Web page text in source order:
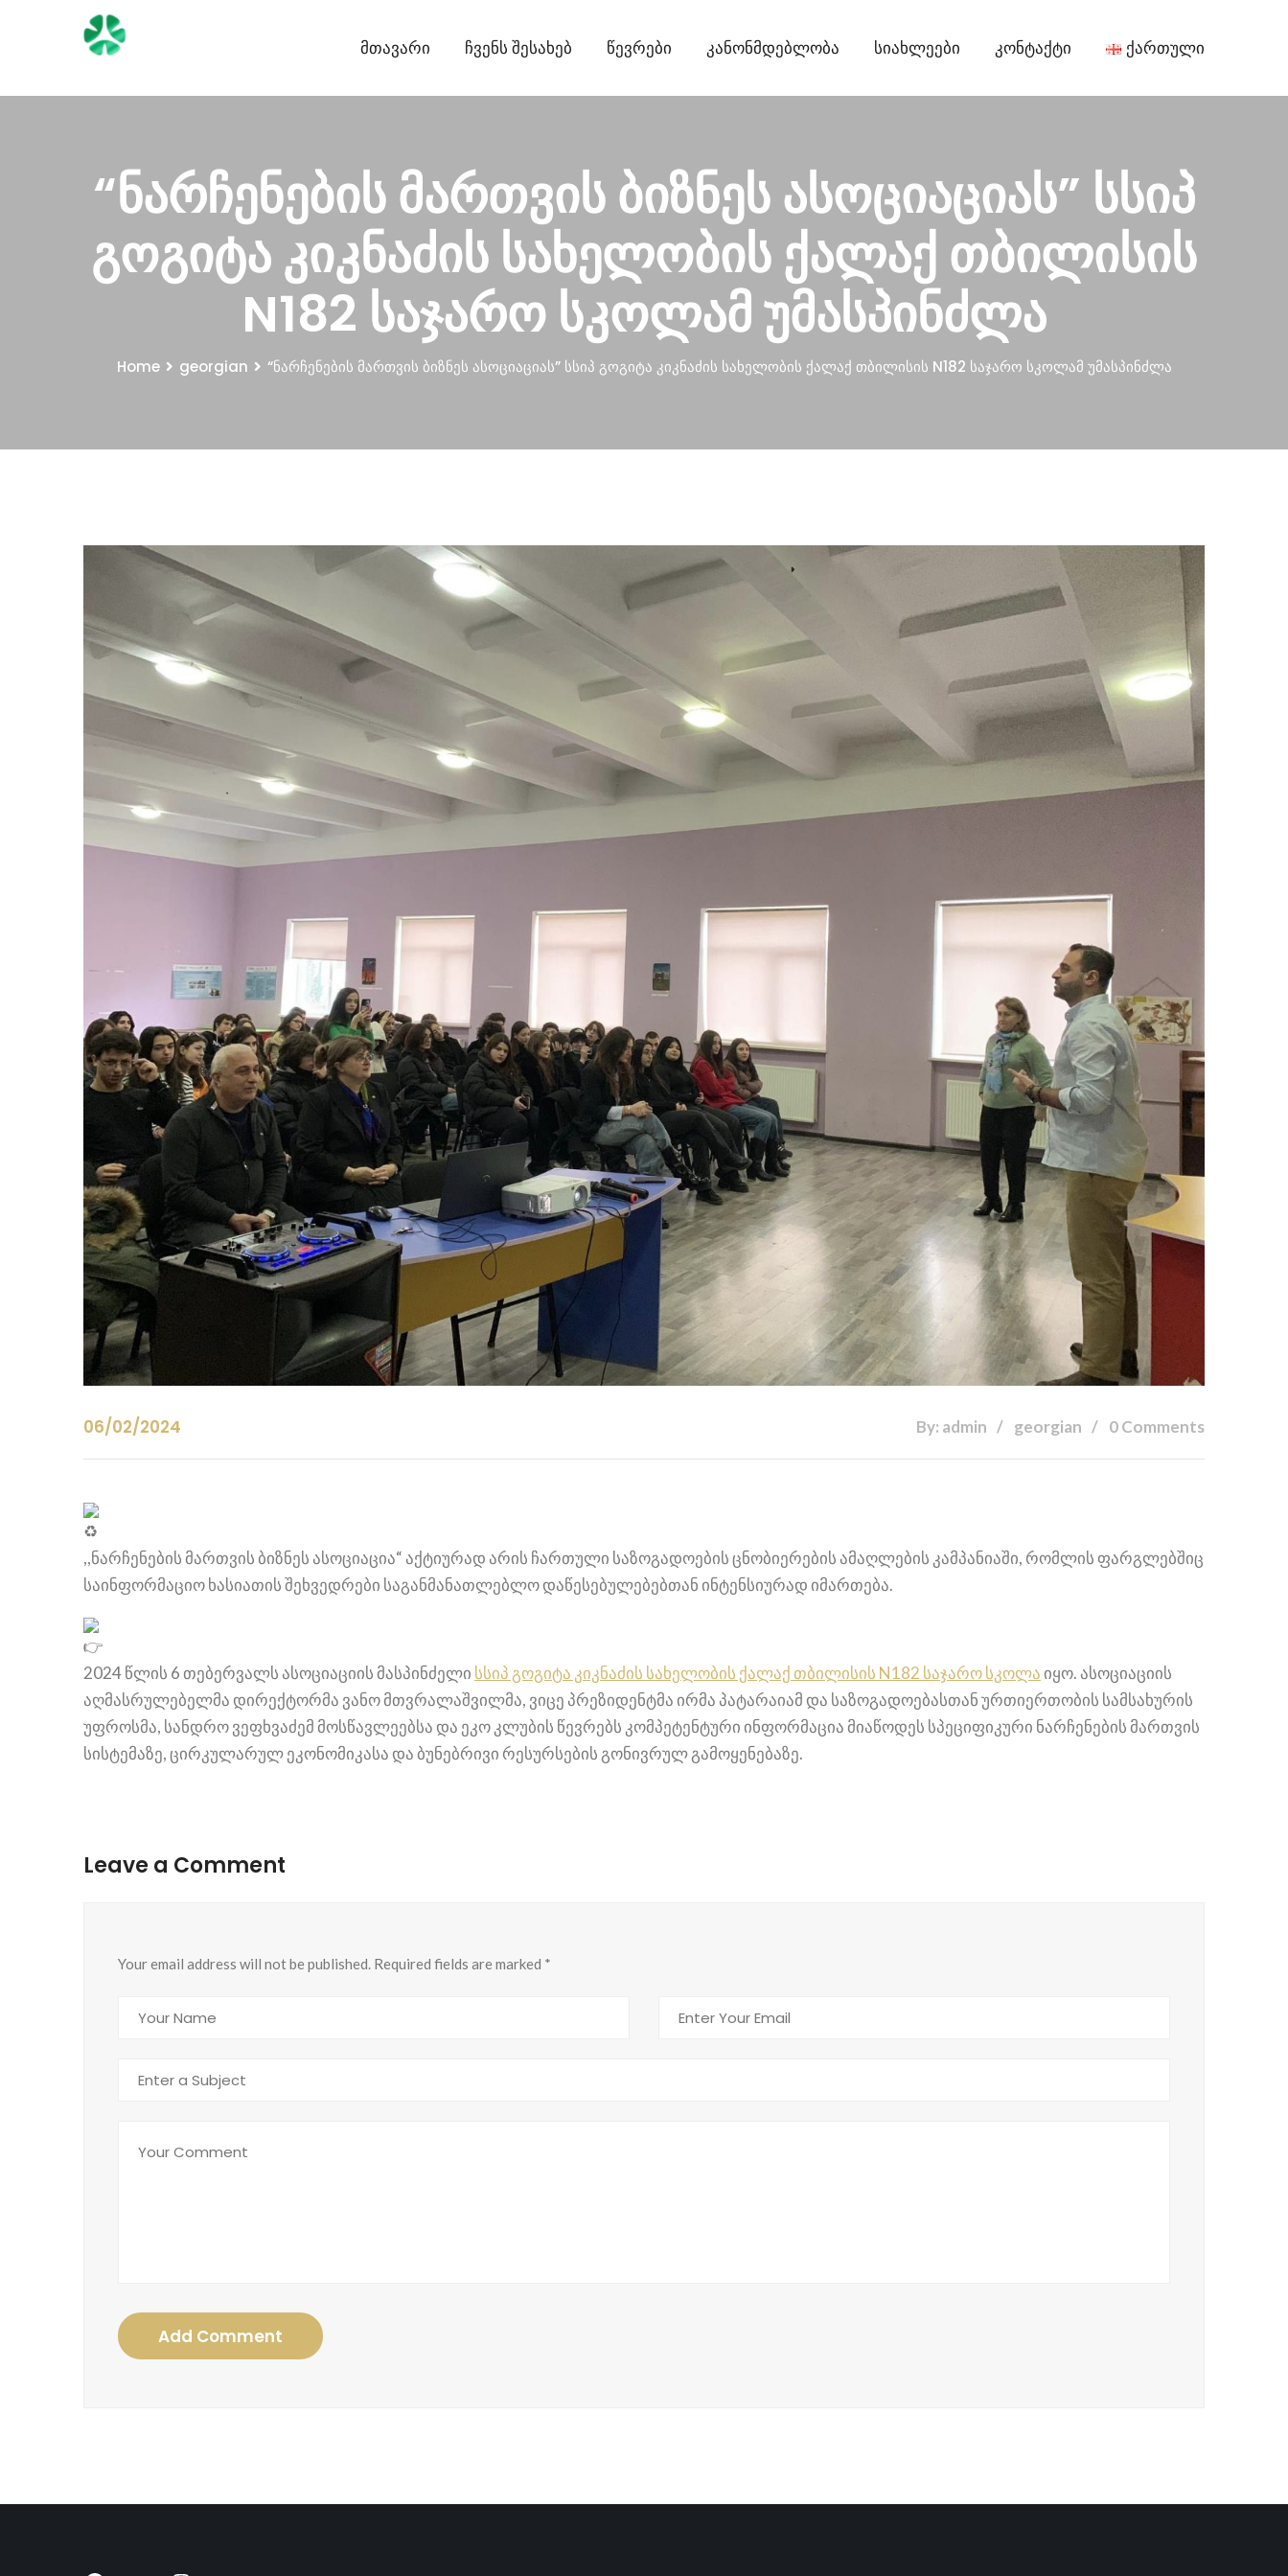
Მთავარი Ჩვენს Შესახებ Წევრები Კანონმდებლობა Სიახლეები Კონტაქტი Ქართული
“ნარჩენების მართვის ბიზნეს ასოციაციას” სსიპ
გოგიტა კიკნაძის სახელობის ქალაქ თბილისის
N182 საჯარო სკოლამ უმასპინძლა
Home georgian “ნარჩენების მართვის ბიზნეს ასოციაციას” სსიპ გოგიტა კიკნაძის სახელობის ქალაქ თბილისის N182 საჯარო სკოლამ უმასპინძლა
06/02/2024 By: admin georgian 0 Comments
,,ნარჩენების მართვის ბიზნეს ასოციაცია“ აქტიურად არის ჩართული საზოგადოების ცნობიერების ამაღლების კამპანიაში, რომლის ფარგლებშიც
საინფორმაციო ხასიათის შეხვედრები საგანმანათლებლო დაწესებულებებთან ინტენსიურად იმართება.
2024 წლის 6 თებერვალს ასოციაციის მასპინძელი სსიპ გოგიტა კიკნაძის სახელობის ქალაქ თბილისის N182 საჯარო სკოლა იყო. ასოციაციის
აღმასრულებელმა დირექტორმა ვანო მთვრალაშვილმა, ვიცე პრეზიდენტმა ირმა პატარაიამ და საზოგადოებასთან ურთიერთობის სამსახურის
უფროსმა, სანდრო ვეფხვაძემ მოსწავლეებსა და ეკო კლუბის წევრებს კომპეტენტური ინფორმაცია მიაწოდეს სპეციფიკური ნარჩენების მართვის
სისტემაზე, ცირკულარულ ეკონომიკასა და ბუნებრივი რესურსების გონივრულ გამოყენებაზე.
Leave a Comment
Your email address will not be published. Required fields are marked *
Add Comment